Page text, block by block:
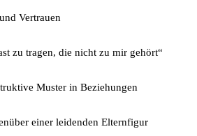
Vertrauen
zu tragen, die nicht zu mir gehört“
Muster in Beziehungen
einer leidenden Elternfigur